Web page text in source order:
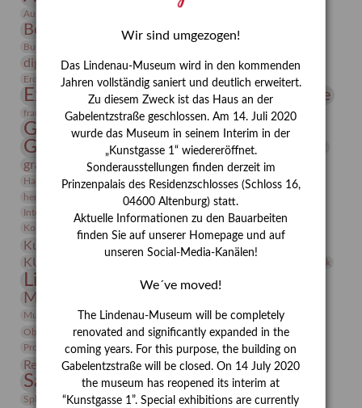
Ausstellung „Vier Winde“
Bernhard August von Lindenau
Burg Posterstein
digitallabor Entartete Kunst
Enteignung
Erdmann Julius Dietrich
Erlebnisportal estrusker Exlibris
Expressionismus Festrede Florenz Fotografie
frauen Frauen in der Antike und heute
Gerhard-Altenbourg-Preis
Gerhard Altenbourg
Gerhard Kurt Müller
grafische sammlung griechische Mythologie
Hanns-Conon von der Gabelentz Heinrich Kirchhoff Heldinnen
herman de vries Humboldt
Insekten
Integriertes Schädlingsmanagement
Jahresempfang
Kolosseum
Kunst
Kunstmuseum Kunstvermittlung Kunst von Kühl
KUNSTWAND Künstler Lehmbruck
Lindenau-Museum Marstall
Museumsgeschichte
Museumspädagogik Mäzen Napoleon Natur
Neue Remise
Objekt im Fokus
Paul Klee Peter Schnürpel Phelloplastik
Pohlhof
Provenienz
Provenienzforschung
Restaurierung Restitution Rudi Lesser Ruth Wolf-Rehfeld
Sammlung Samstagszeichner Skulptur
Sonderausstellung
Sphinx
studio Studio Bildende Kunst
studioDIGITAL
Wir sind umgezogen!
Das Lindenau-Museum wird in den kommenden
Jahren vollständig saniert und deutlich erweitert.
Zu diesem Zweck ist das Haus an der
Gabelentzstraße geschlossen. Am 14. Juli 2020
wurde das Museum in seinem Interim in der
„Kunstgasse 1“ wiedereröffnet.
Sonderausstellungen finden derzeit im
Prinzenpalais des Residenzschlosses (Schloss 16,
04600 Altenburg) statt.
Aktuelle Informationen zu den Bauarbeiten
finden Sie auf unserer Homepage und auf
unseren Social-Media-Kanälen!
We´ve moved!
The Lindenau-Museum will be completely
renovated and significantly expanded in the
coming years. For this purpose, the building on
Gabelentzstraße will be closed. On 14 July 2020
the museum has reopened its interim at
“Kunstgasse 1”. Special exhibitions are currently